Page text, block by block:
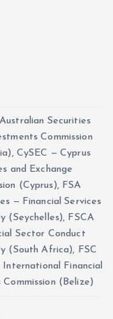
Securities
Commission
CySEC — Cyprus
and Exchange
(Cyprus), FSA
— Financial Services
(Seychelles), FSCA
Sector Conduct
(South Africa), FSC
International Financial
Commission (Belize)